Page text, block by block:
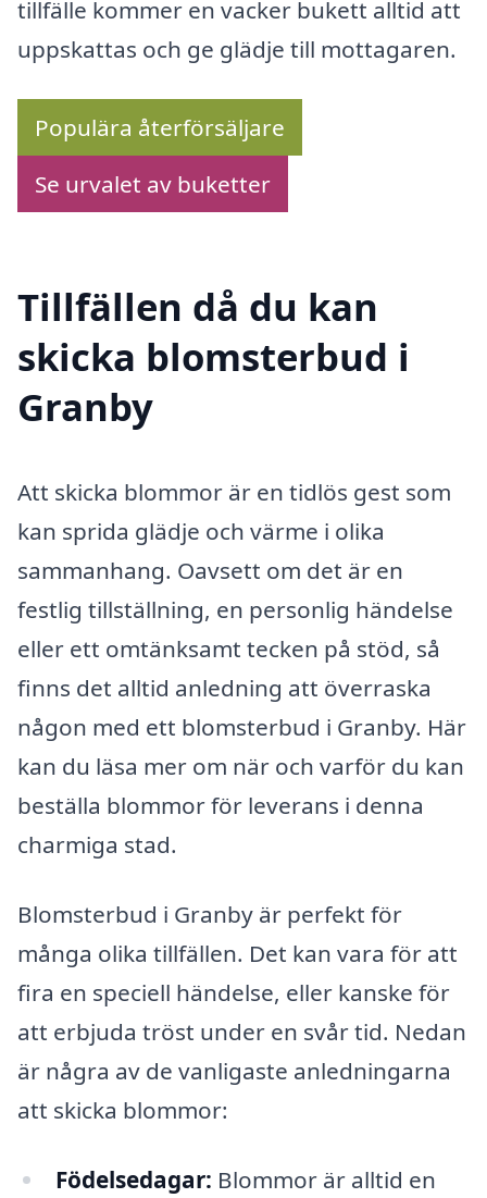
tillfälle kommer en vacker bukett alltid att
uppskattas och ge glädje till mottagaren.
Populära återförsäljare
Se urvalet av buketter
Tillfällen då du kan
skicka blomsterbud i
Granby
Att skicka blommor är en tidlös gest som
kan sprida glädje och värme i olika
sammanhang. Oavsett om det är en
festlig tillställning, en personlig händelse
eller ett omtänksamt tecken på stöd, så
finns det alltid anledning att överraska
någon med ett blomsterbud i Granby. Här
kan du läsa mer om när och varför du kan
beställa blommor för leverans i denna
charmiga stad.
Blomsterbud i Granby är perfekt för
många olika tillfällen. Det kan vara för att
fira en speciell händelse, eller kanske för
att erbjuda tröst under en svår tid. Nedan
är några av de vanligaste anledningarna
att skicka blommor:
Födelsedagar: Blommor är alltid en